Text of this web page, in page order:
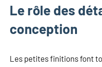
Le rôle des
conception
Les petites finitions font